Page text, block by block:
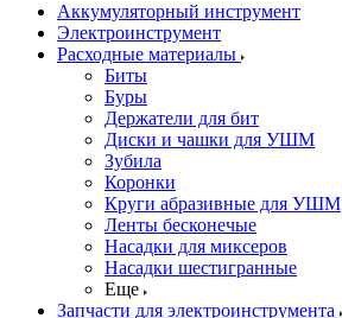
Аккумуляторный инструмент
Электроинструмент
Расходные материалы
Биты
Буры
Держатели для бит
Диски и чашки для УШМ
Зубила
Коронки
Круги абразивные для УШМ
Ленты бесконечые
Насадки для миксеров
Насадки шестигранные
Еще
Запчасти для электроинструмента